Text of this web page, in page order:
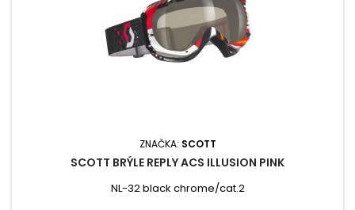
ZNAČKA: SCOTT
SCOTT BRÝLE REPLY ACS ILLUSION PINK
NL-32 black chrome/cat.2